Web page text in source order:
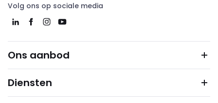
Volg ons op sociale media
Ons aanbod
Diensten